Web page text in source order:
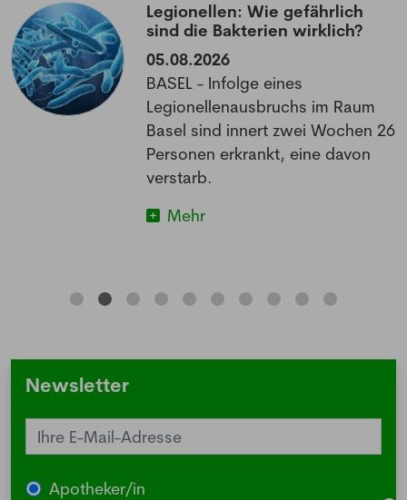
Legionellen: Wie gefährlich
sind die Bakterien wirklich?
05.08.2026
BASEL - Infolge eines
Legionellenausbruchs im Raum
Basel sind innert zwei Wochen 26
Personen erkrankt, eine davon
verstarb.
Mehr
Newsletter
Apotheker/in